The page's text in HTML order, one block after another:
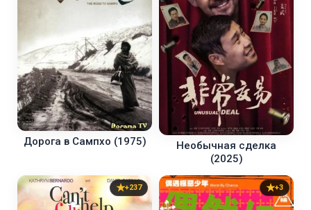
Дорога в Сампхо (1975)
Необычная сделка
(2025)
+237 +3